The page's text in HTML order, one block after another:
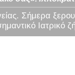
Σήμερα
Ιατρικό